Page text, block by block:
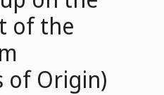
of the
of Origin)